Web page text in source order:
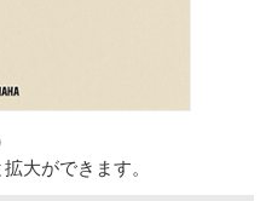
大ができます。